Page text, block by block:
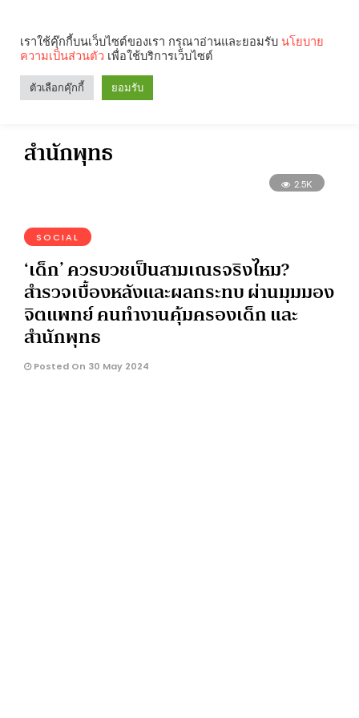
Search
สำนักพุทธ
2.5K
SOCIAL
‘เด็ก’ ควรบวชเป็นสามเณรจริงไหม?
สำรวจเบื้องหลังและผลกระทบ ผ่านมุมมอง
จิตแพทย์ คนทำงานคุ้มครองเด็ก และ
สำนักพุทธ
Posted On 30 May 2024
เราใช้คุ๊กกี้บนเว็บไซต์ของเรา กรุณาอ่านและยอมรับ นโยบาย
ความเป็นส่วนตัว เพื่อใช้บริการเว็บไซต์
ตัวเลือกคุ๊กกี้ ยอมรับ